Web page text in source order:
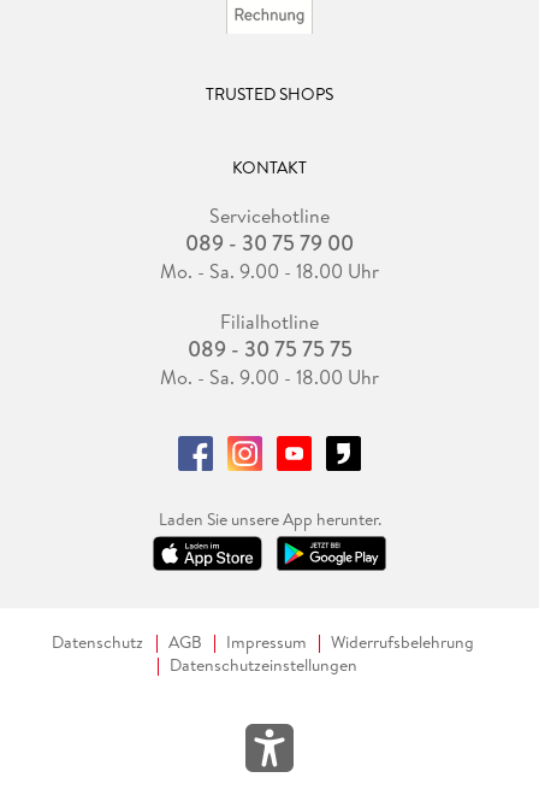
TRUSTED SHOPS
KONTAKT
Servicehotline
089 - 30 75 79 00
Mo. - Sa. 9.00 - 18.00 Uhr
Filialhotline
089 - 30 75 75 75
Mo. - Sa. 9.00 - 18.00 Uhr
Laden Sie unsere App herunter.
Datenschutz AGB Impressum
Widerrufsbelehrung
Datenschutzeinstellungen